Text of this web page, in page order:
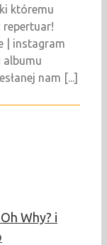
któremu
repertuar!
| instagram
albumu
nam [...]
Why? i